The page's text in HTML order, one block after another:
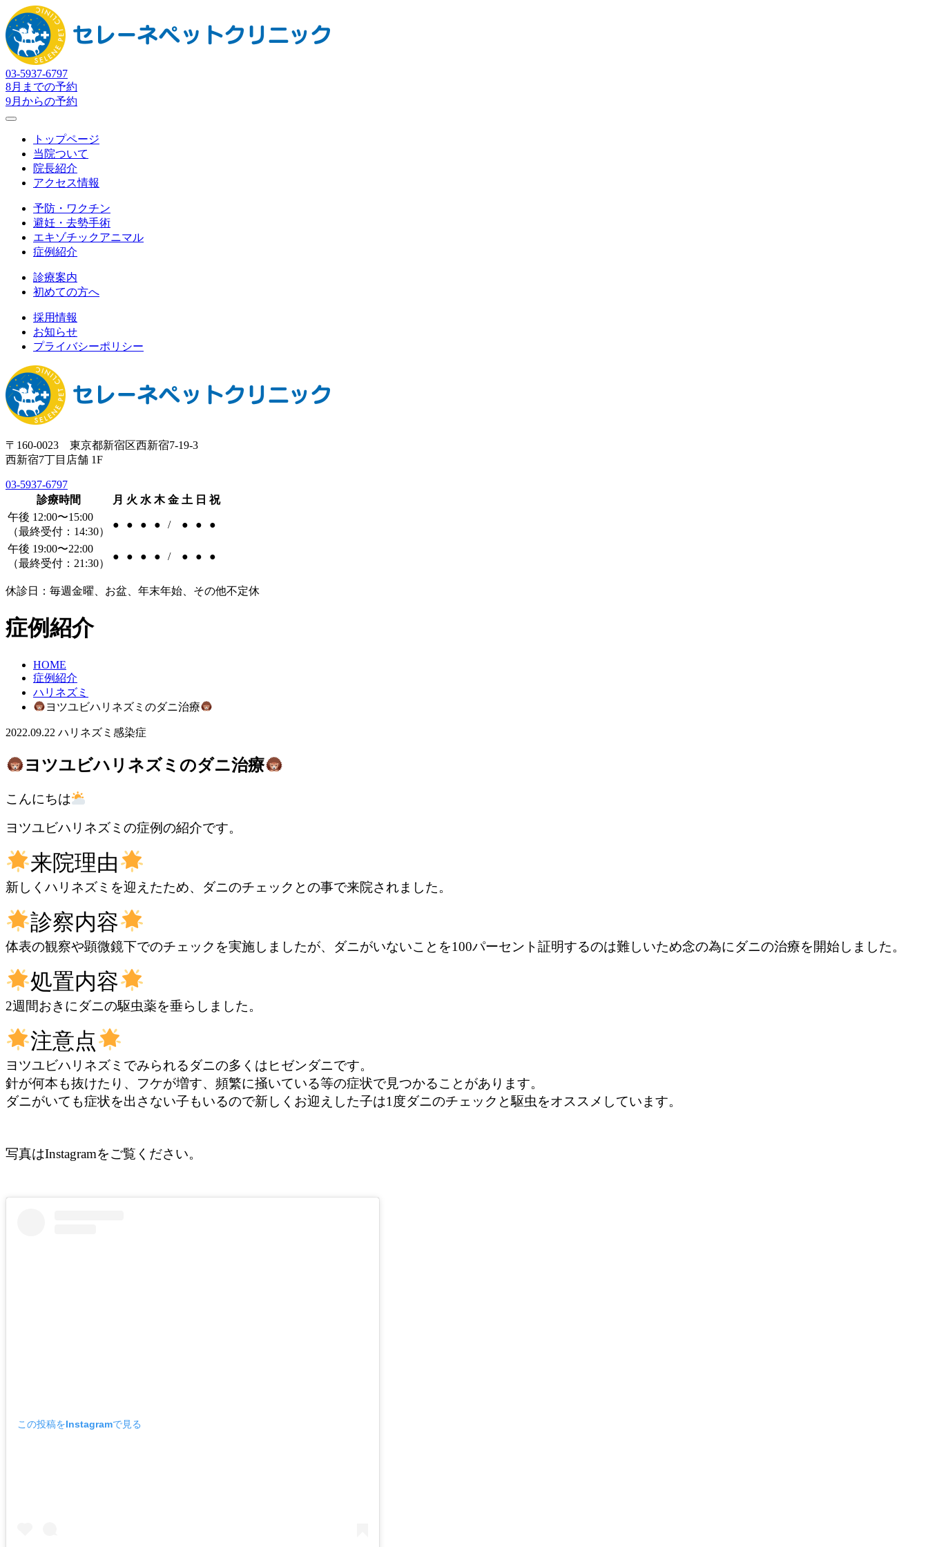
03-5937-6797
8月までの予約
9月からの予約
トップページ
当院ついて
院長紹介
アクセス情報
予防・ワクチン
避妊・去勢手術
エキゾチックアニマル
症例紹介
診療案内
初めての方へ
採用情報
お知らせ
プライバシーポリシー
〒160-0023 東京都新宿区西新宿7-19-3
西新宿7丁目店舗 1F
03-5937-6797
診療時間
月 火 水 木 金 土 日 祝
午後 12:00〜15:00
（最終受付：14:30）
● ● ● ● / ● ● ●
午後 19:00〜22:00
（最終受付：21:30）
● ● ● ● / ● ● ●
休診日：毎週金曜、お盆、年末年始、その他不定休
症例紹介
HOME
症例紹介
ハリネズミ
ヨツユビハリネズミのダニ治療
2022.09.22 ハリネズミ 感染症
ヨツユビハリネズミのダニ治療
こんにちは
ヨツユビハリネズミの症例の紹介です。
来院理由
新しくハリネズミを迎えたため、ダニのチェックとの事で来院されました。
診察内容
体表の観察や顕微鏡下でのチェックを実施しましたが、ダニがいないことを100パーセント証明するのは難しいため念の為にダニの治療を開始しました。
処置内容
2週間おきにダニの駆虫薬を垂らしました。
注意点
ヨツユビハリネズミでみられるダニの多くはヒゼンダニです。
針が何本も抜けたり、フケが増す、頻繁に掻いている等の症状で見つかることがあります。
ダニがいても症状を出さない子もいるので新しくお迎えした子は1度ダニのチェックと駆虫をオススメしています。
写真はInstagramをご覧ください。
この投稿をInstagramで見る